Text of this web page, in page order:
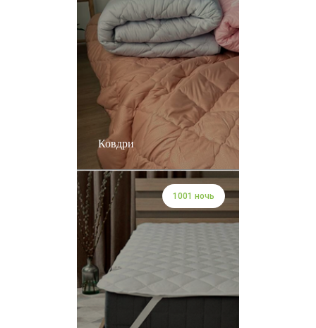
Ковдри
1001 ночь